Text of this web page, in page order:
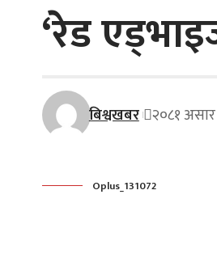
‘रेड
बिश्वखबर २०८१
Oplus_131072